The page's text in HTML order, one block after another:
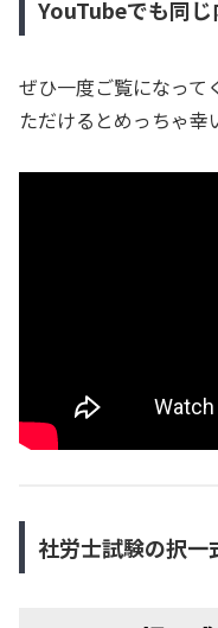
YouTubeでも同
ぜひ一度ご覧になって
ただけるとめっちゃ幸
社労士試験の択一